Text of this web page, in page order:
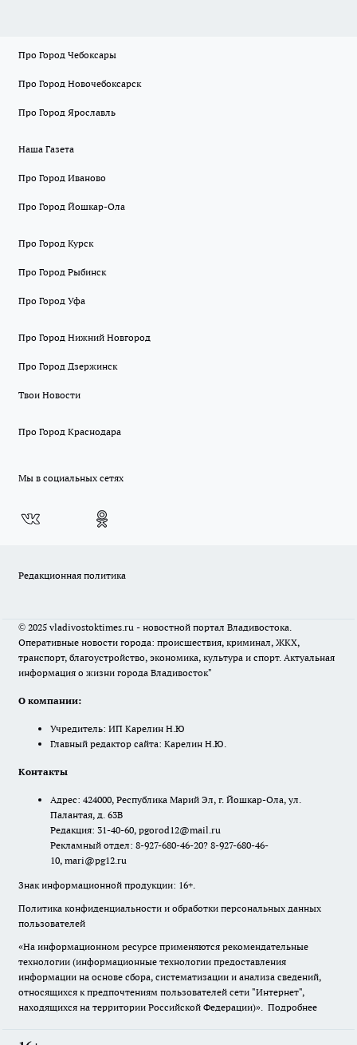
Про Город Чебоксары
Про Город Новочебоксарск
Про Город Ярославль
Наша Газета
Про Город Иваново
Про Город Йошкар-Ола
Про Город Курск
Про Город Рыбинск
Про Город Уфа
Про Город Нижний Новгород
Про Город Дзержинск
Твои Новости
Про Город Краснодара
Мы в социальных сетях
Редакционная политика
© 2025 vladivostoktimes.ru - новостной портал Владивостока.
Оперативные новости города: происшествия, криминал, ЖКХ,
транспорт, благоустройство, экономика, культура и спорт. Актуальная
информация о жизни города Владивосток"
О компании:
Учредитель: ИП Карелин Н.Ю
Главный редактор сайта: Карелин Н.Ю.
Контакты
Адрес: 424000, Республика Марий Эл, г. Йошкар-Ола, ул.
Палантая, д. 63В
Редакция: 31-40-60, pgorod12@mail.ru
Рекламный отдел: 8-927-680-46-20? 8-927-680-46-
10, mari@pg12.ru
Знак информационной продукции: 16+.
Политика конфиденциальности и обработки персональных данных
пользователей
«На информационном ресурсе применяются рекомендательные
технологии (информационные технологии предоставления
информации на основе сбора, систематизации и анализа сведений,
относящихся к предпочтениям пользователей сети "Интернет",
находящихся на территории Российской Федерации)». Подробнее